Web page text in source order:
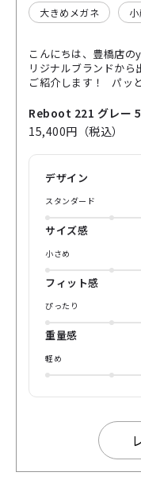
大きめメガネ
こんにちは、豊橋店
リジナルブランドか
ご紹介します！ パッ
デルの良いところ！
が、角のカットが効い
カラーは、うっすら透
すぎないし、ライトカ
Tシャツ×デニムみた
一気に今っぽくなり
ポイント！ テンプル
てて、 シンプルだけ
縦幅もあるので、顔
です！ 「がっつり個
嫌」 そんな方に、ち
けてみてください！
Reboot 221 グレー
15,400円（税込）
デザイン
スタンダード
サイズ感
小さめ
フィット感
ぴったり
重量感
軽め